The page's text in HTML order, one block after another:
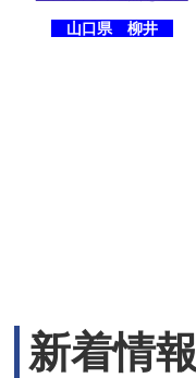
山口県 柳井
新着情報